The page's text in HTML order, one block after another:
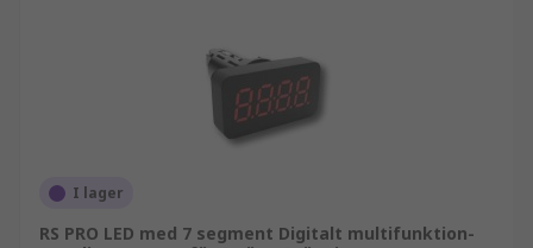
I lager
RS PRO LED med 7 segment Digitalt multifunktion-